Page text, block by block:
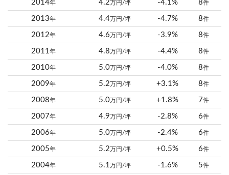
2014年 4.2 万円/坪 -4.1% 8件
2013年 4.4 万円/坪 -4.7% 8件
2012年 4.6 万円/坪 -3.9% 8件
2011年 4.8 万円/坪 -4.4% 8件
2010年 5.0 万円/坪 -4.0% 8件
2009年 5.2 万円/坪 +3.1% 8件
2008年 5.0 万円/坪 +1.8% 7件
2007年 4.9 万円/坪 -2.8% 6件
2006年 5.0 万円/坪 -2.4% 6件
2005年 5.2 万円/坪 +0.5% 6件
2004年 5.1 万円/坪 -1.6% 5件